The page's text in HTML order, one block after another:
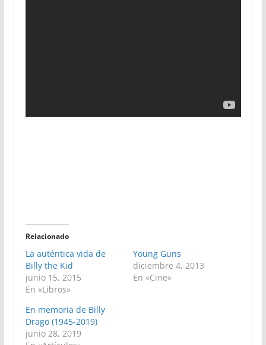
Relacionado
La auténtica vida de
Billy the Kid
junio 15, 2015
En «Libros»
Young Guns
diciembre 4, 2013
En «Cine»
En memoria de Billy
Drago (1945-2019)
junio 28, 2019